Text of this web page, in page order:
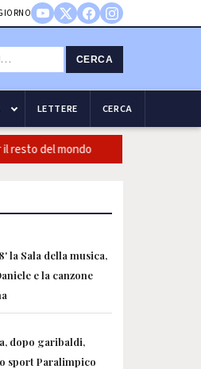
CERCA
LETTERE CERCA
mondo
la Sala della musica,
e la canzone
dopo garibaldi,
sport Paralimpico